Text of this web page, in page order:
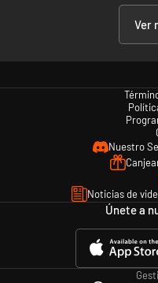
Ver
Nuestro
Noticias de
Únete a